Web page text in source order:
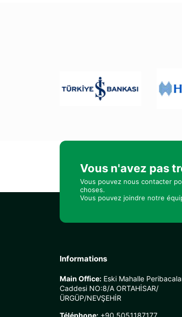
Vous n'avez pas
Vous pouvez nous contacter
choses.
Vous pouvez joindre notre
Informations
Main Office: Eski Mahalle
Caddesi NO:8/A ORTAHİSAR/
ÜRGÜP/NEVŞEHİR
Téléphone: +90 5051187177